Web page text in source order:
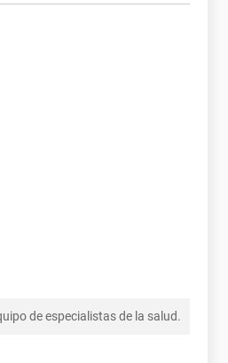
de especialistas de la salud.